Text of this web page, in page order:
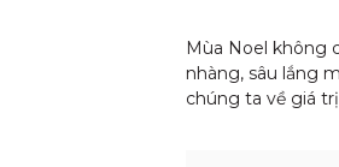
Mùa Noel không
nhàng, sâu lắng
chúng ta về giá